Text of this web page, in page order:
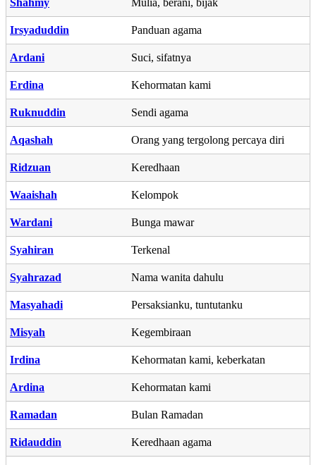
Irsyaduddin Panduan agama
Ardani Suci, sifatnya
Erdina Kehormatan kami
Ruknuddin Sendi agama
Aqashah Orang yang tergolong percaya diri
Ridzuan Keredhaan
Waaishah Kelompok
Wardani Bunga mawar
Syahiran Terkenal
Syahrazad Nama wanita dahulu
Masyahadi Persaksianku, tuntutanku
Misyah Kegembiraan
Irdina Kehormatan kami, keberkatan
Ardina Kehormatan kami
Ramadan Bulan Ramadan
Ridauddin Keredhaan agama